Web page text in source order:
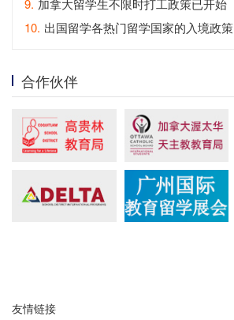
9. 加拿大留学生不限时打工政策已开始
10. 出国留学各热门留学国家的入境政策
合作伙伴
友情链接